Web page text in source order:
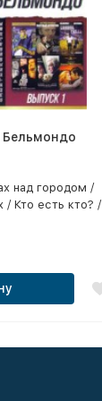
над городом /
/ Кто есть кто? /
детектив /
/ Сирена
/
в доме /